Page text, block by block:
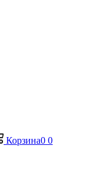
Корзина0 0